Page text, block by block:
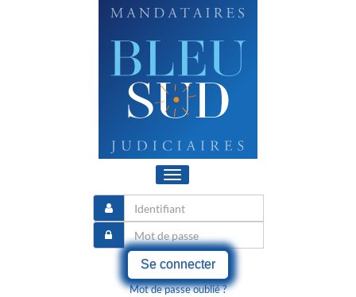
Toggle
navigation
Se connecter
Mot de passe oublié ?